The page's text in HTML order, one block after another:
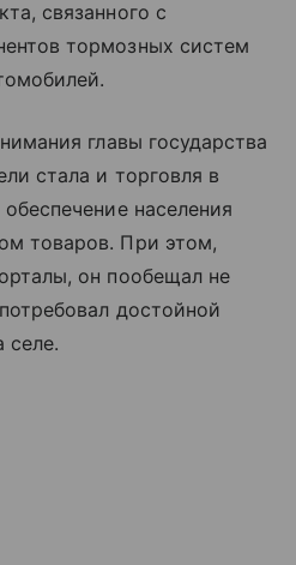
связанного с
тормозных систем
главы государства
стала и торговля в
населения
товаров. При этом,
он пообещал не
достойной
селе.